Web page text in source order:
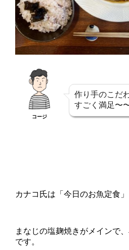
コージ
作り手のこだ
すごく満足〜
カナコ氏は「今日のお魚定食」
まなじの塩麹焼きがメインで
です。